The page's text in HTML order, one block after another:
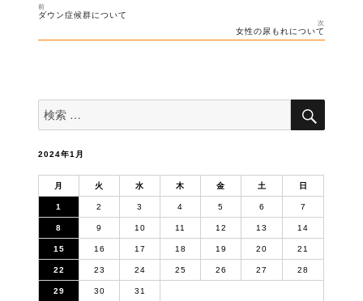
投
ー
シ
ン
前
過
去
投
ダウン症候群について
次
の
女性の尿もれについて
索
対
検
2024年1月
月 火 水 木 金 土 日
1 2 3 4 5 6 7
8 9 10 11 12 13 14
15 16 17 18 19 20 21
22 23 24 25 26 27 28
29 30 31